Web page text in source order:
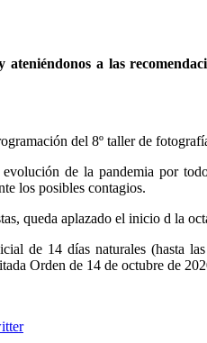
a las
del 8º taller de
de la pandemia por
los posibles contagios.
queda aplazado el inicio d la
de 14 días naturales (hasta
Orden de 14 de octubre de